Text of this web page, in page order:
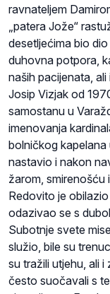
ravnateljem
„patera Jože“
desetljećima bio
duhovna potpora,
naših pacijenata,
Josip Vizjak od
samostanu u
imenovanja
bolničkog kapelana
nastavio i nakon
žarom, smirenošću
Redovito je
odazivao se s
Subotnje svete
služio, bile su
su tražili utjehu, ali
često suočavali s